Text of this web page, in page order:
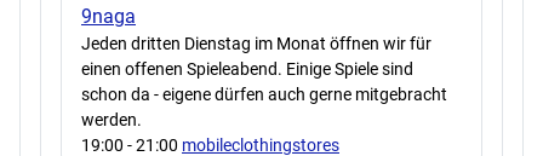
9naga
Jeden dritten Dienstag im Monat öffnen wir für
einen offenen Spieleabend. Einige Spiele sind
schon da - eigene dürfen auch gerne mitgebracht
werden.
19:00 - 21:00 mobileclothingstores